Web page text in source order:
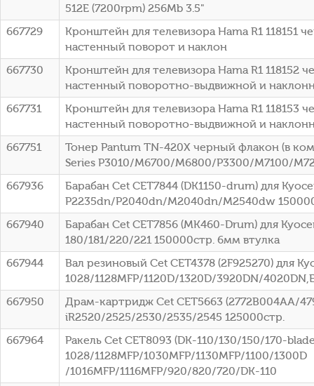
512E (7200rpm) 256Mb 3.5"
667729
Кронштейн для телевизора Hama R1 118151
настенный поворот и наклон
667730
Кронштейн для телевизора Hama R1 118152
настенный поворотно-выдвижной и
667731
Кронштейн для телевизора Hama R1 118153
настенный поворотно-выдвижной и
667751
Тонер Pantum TN-420X черный флакон (в
Series P3010/M6700/M6800/P3300/M7100/
667936
Барабан Cet CET7844 (DK1150-drum) для
P2235dn/P2040dn/M2040dn/M2540dw
667940
Барабан Cet CET7856 (MK460-Drum) для
180/181/220/221 150000стр. 6мм втулка
667944
Вал резиновый Cet CET4378 (2F925270) для
1028/1128MFP/1120D/1320D/3920DN/
667950
Драм-картридж Cet CET5663 (2772B004AA/
iR2520/2525/2530/2535/2545 125000стр.
667964
Ракель Cet CET8093 (DK-110/130/150/170-
1028/1128MFP/1030MFP/1130MFP/1100/1300D
/1016MFP/1116MFP/920/820/720/DK-110